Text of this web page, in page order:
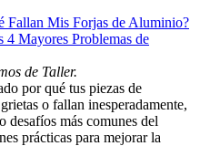
Fallan Mis Forjas de Aluminio?
Mayores Problemas de
de Taller.
por qué tus piezas de
o fallan inesperadamente,
desafíos más comunes del
prácticas para mejorar la